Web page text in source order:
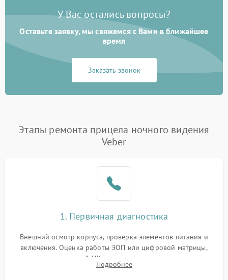
У Вас остались вопросы?
Оставьте заявку, мы свяжемся с Вами в ближайшее
время
Заказать звонок
Этапы ремонта прицела ночного видения
Veber
1. Первичная диагностика
Внешний осмотр корпуса, проверка элементов питания и
включения. Оценка работы ЭОП или цифровой матрицы,
проверка встроенной ИК-подсветки и механизма выверки
прицельной сетки. Выявление видимых дефектов оптики и
Подробнее